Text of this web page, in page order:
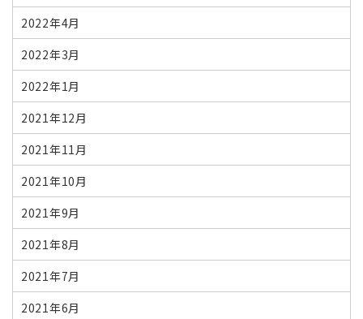
2022年4月
2022年3月
2022年1月
2021年12月
2021年11月
2021年10月
2021年9月
2021年8月
2021年7月
2021年6月